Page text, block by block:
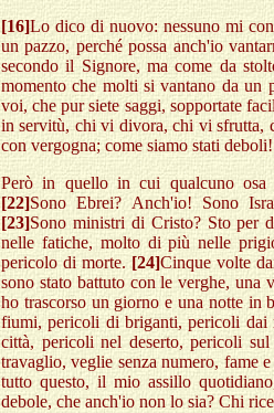
[16]Lo dico di nuovo: nessuno mi
un pazzo, perché possa anch'io
secondo il Signore, ma come da
momento che molti si vantano da
voi, che pur siete saggi, sopportate
in servitù, chi vi divora, chi vi sfrutta,
con vergogna; come siamo stati deboli!
Però in quello in cui qualcuno
[22]Sono Ebrei? Anch'io! Sono
[23]Sono ministri di Cristo? Sto per
nelle fatiche, molto di più nelle
pericolo di morte. [24]Cinque volte
sono stato battuto con le verghe, una
ho trascorso un giorno e una notte in
fiumi, pericoli di briganti, pericoli dai
città, pericoli nel deserto, pericoli
travaglio, veglie senza numero, fame
tutto questo, il mio assillo
debole, che anch'io non lo sia? Chi